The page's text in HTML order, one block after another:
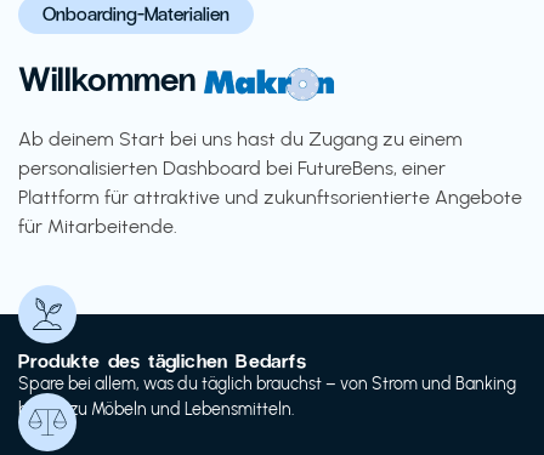
Onboarding-Materialien
Willkommen
Ab deinem Start bei uns hast du Zugang zu einem
personalisierten Dashboard bei FutureBens, einer
Plattform für attraktive und zukunftsorientierte Angebote
für Mitarbeitende.
Produkte des täglichen Bedarfs
Spare bei allem, was du täglich brauchst – von Strom und Banking
bis hin zu Möbeln und Lebensmitteln.